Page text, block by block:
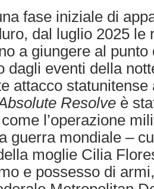
fase iniziale di
dal luglio 2025 le
a giungere al punto
dagli eventi della
attacco
Resolve è
l’operazione
guerra mondiale –
moglie Cilia
e possesso di